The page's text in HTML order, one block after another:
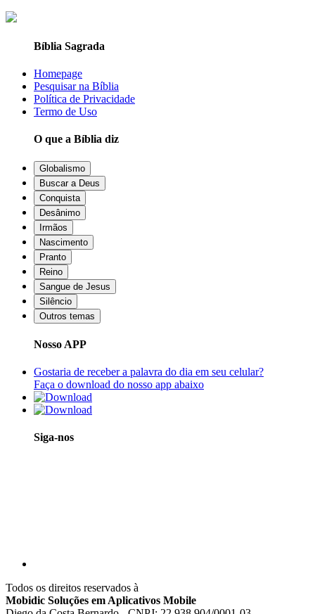
Bíblia Sagrada
Homepage
Pesquisar na Bíblia
Política de Privacidade
Termo de Uso
O que a Bíblia diz
Globalismo
Buscar a Deus
Conquista
Desânimo
Irmãos
Nascimento
Pranto
Reino
Sangue de Jesus
Silêncio
Outros temas
Nosso APP
Gostaria de receber a palavra do dia em seu celular?
Faça o download do nosso app abaixo
Siga-nos
Todos os direitos reservados à
Mobidic Soluções em Aplicativos Mobile